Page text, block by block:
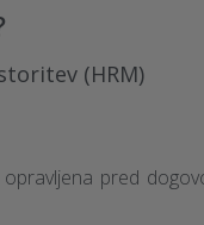
(HRM)
pred